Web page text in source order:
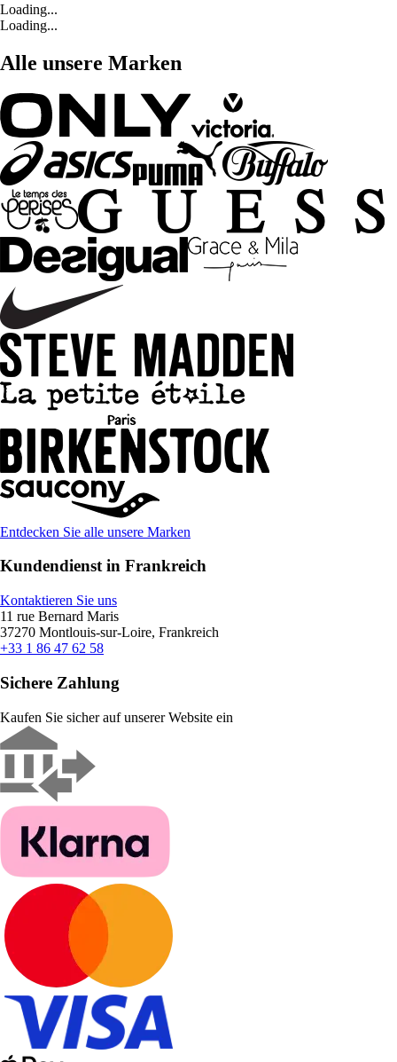
Loading...
Loading...
Alle unsere Marken
Entdecken Sie alle unsere Marken
Kundendienst in Frankreich
Kontaktieren Sie uns
11 rue Bernard Maris
37270 Montlouis-sur-Loire, Frankreich
+33 1 86 47 62 58
Sichere Zahlung
Kaufen Sie sicher auf unserer Website ein